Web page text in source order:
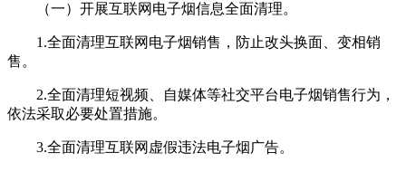
（一）开展互联网电子烟信息全面清理。
1.全面清理互联网电子烟销售，防止改头换面、变相销
售。
2.全面清理短视频、自媒体等社交平台电子烟销售行为，
依法采取必要处置措施。
3.全面清理互联网虚假违法电子烟广告。